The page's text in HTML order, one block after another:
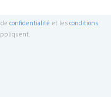
confidentialité et les conditions